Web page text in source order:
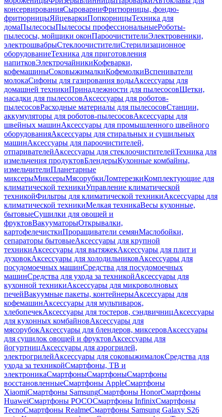
консервированияСыроварниФритюрницы, фондю-
фритюрницыЯйцеваркиПопкорницыТехника для
домаПылесосыПылесосы профессиональныеРоботы-
пылесосы, мойщики оконПароочистителиЭлектровеники,
электрошвабрыСтеклоочистителиСтерилизационное
оборудованиеТехника для приготовления
напитковЭлектрочайникиКофеварки,
кофемашиныСоковыжималкиКофемолкиВспениватели
молокаСифоны для газирования водыАксессуары для
домашней техникиПринадлежности для пылесосовЩетки,
насадки для пылесосовАксессуары для роботов-
пылесосовРасходные материалы для пылесосовСтанции,
аккумуляторы для роботов-пылесосовАксессуары для
швейных машинАксессуары для промышленного швейного
оборудованияАксессуары для стиральных и сушильных
машинАксессуары для пароочистителей,
отпаривателейАксессуары для стеклоочистителейТехника для
измельчения продуктовБлендерыКухонные комбайны,
измельчителиПланетарные
миксерыМиксерыМясорубкиЛомтерезкиКомплектующие для
климатической техникиУправление климатической
техникойФильтры для климатической техникиАксессуары для
климатической техникиМелкая техникаВесы кухонные,
бытовыеСушилки для овощей и
фруктовВакууматорыОткрывалки,
картофелечисткиПроращиватели семянМаслобойки,
сепараторы бытовыеАксессуары для крупной
техникиАксессуары для вытяжекАксессуары для плит и
духовокАксессуары для холодильниковАксессуары для
посудомоечных машинСредства для посудомоечных
машинСредства для ухода за техникойАксессуары для
кухонной техникиАксессуары для микроволновых
печейВакуумные пакеты, контейнерыАксессуары для
кофемашинАксессуары для мультиварок,
хлебопечекАксессуары для тостеров, сэндвичницАксессуары
для кухонных комбайновАксессуары для
мясорубокАксессуары для блендеров, миксеровАксессуары
для сушилок овощей и фруктовАксессуары для
йогуртницАксессуары для аэрогрилей,
электрогрилейАксессуары для соковыжималокСредства для
ухода за техникойСмартфоны, ТВ и
электроникаСмартфоныСмартфоныСмартфоны
восстановленныеСмартфоны AppleСмартфоны
XiaomiСмартфоны SamsungСмартфоны HonorСмартфоны
HuaweiСмартфоны POCOСмартфоны InfinixСмартфоны
TecnoСмартфоны RealmeСмартфоны Samsung Galaxy S26